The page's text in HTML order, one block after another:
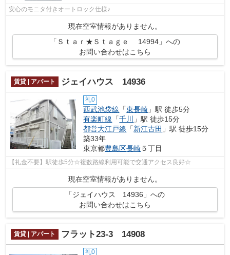
安心のモニタ付きオートロック仕様♪
現在空室情報がありません。
「Ｓｔａｒ★Ｓｔａｇｅ 14994」への
お問い合わせはこちら
賃貸 | アパート ジェイハウス 14936
礼0
西武池袋線 「東長崎 」駅 徒歩5分
有楽町線 「千川
」駅 徒歩15分
都営大江戸線 「新江古田 」駅 徒歩15分
築33年
東京都豊島区長崎５丁目
【礼金不要】駅徒歩5分☆複数路線利用可能で交通アクセス良好☆
現在空室情報がありません。
「ジェイハウス 14936」への
お問い合わせはこちら
賃貸 | アパート フラット23-3 14908
礼0